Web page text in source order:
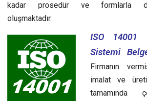
kadar prosedür ve formlarla
oluşmaktadır.
ISO 14001
Sistemi
Firmanın
imalat ve